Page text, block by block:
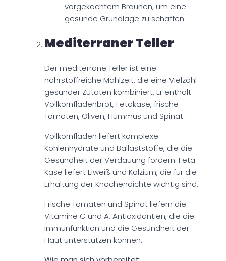
vorgekochtem Braunen, um eine
gesunde Grundlage zu schaffen.
Mediterraner Teller
Der mediterrane Teller ist eine
nährstoffreiche Mahlzeit, die eine Vielzahl
gesunder Zutaten kombiniert. Er enthält
Vollkornfladenbrot, Fetakäse, frische
Tomaten, Oliven, Hummus und Spinat.
Vollkornfladen liefert komplexe
Kohlenhydrate und Ballaststoffe, die die
Gesundheit der Verdauung fördern. Feta-
Käse liefert Eiweiß und Kalzium, die für die
Erhaltung der Knochendichte wichtig sind.
Frische Tomaten und Spinat liefern die
Vitamine C und A, Antioxidantien, die die
Immunfunktion und die Gesundheit der
Haut unterstützen können.